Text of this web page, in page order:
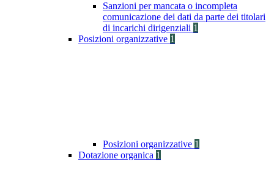
Sanzioni per mancata o incompleta
comunicazione dei dati da parte dei titolari
di incarichi dirigenziali 1
Posizioni organizzative 1
Posizioni organizzative 1
Dotazione organica 1